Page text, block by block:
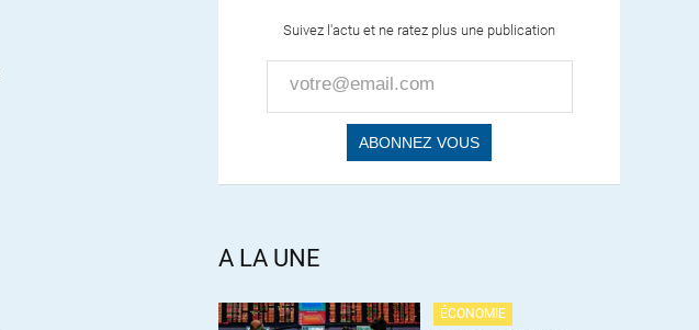
Suivez l'actu et ne ratez plus une publication
A LA UNE
ÉCONOMIE